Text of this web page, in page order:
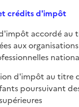
crédits d'impôt
accordé au
aux
d'impôt au titre
poursuivant